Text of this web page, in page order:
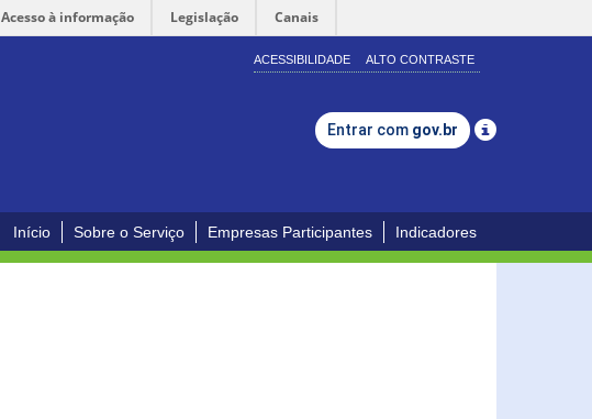
Acesso à informação Legislação Canais
ACESSIBILIDADE ALTO CONTRASTE
Entrar com gov.br
Início Sobre o Serviço Empresas Participantes Indicadores